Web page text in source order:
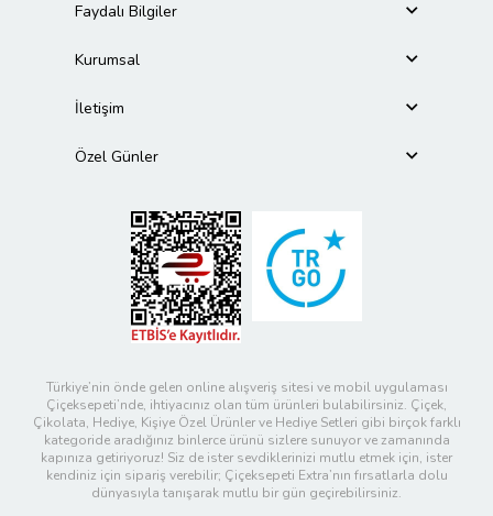
Faydalı Bilgiler
Kurumsal
İletişim
Özel Günler
Türkiye’nin önde gelen online alışveriş sitesi ve mobil uygulaması
Çiçeksepeti’nde, ihtiyacınız olan tüm ürünleri bulabilirsiniz. Çiçek,
Çikolata, Hediye, Kişiye Özel Ürünler ve Hediye Setleri gibi birçok farklı
kategoride aradığınız binlerce ürünü sizlere sunuyor ve zamanında
kapınıza getiriyoruz! Siz de ister sevdiklerinizi mutlu etmek için, ister
kendiniz için sipariş verebilir; Çiçeksepeti Extra’nın fırsatlarla dolu
dünyasıyla tanışarak mutlu bir gün geçirebilirsiniz.